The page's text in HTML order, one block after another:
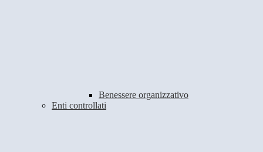
Benessere organizzativo
Enti controllati